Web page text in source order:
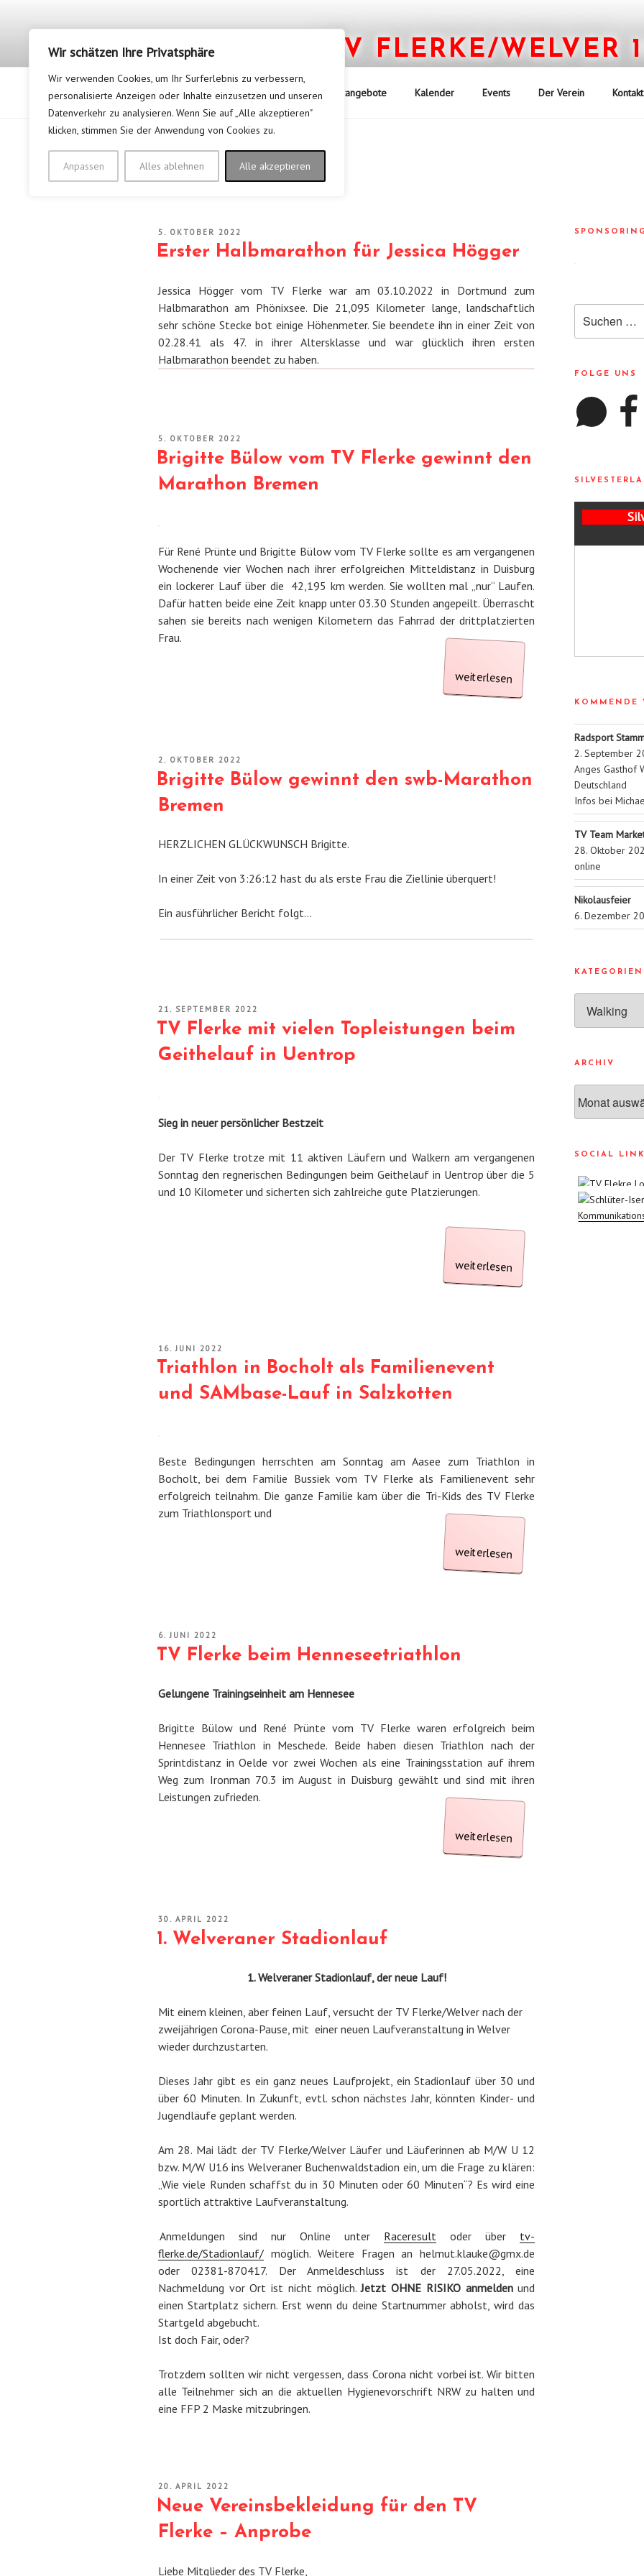
Wir schätzen Ihre Privatsphäre
Wir verwenden Cookies, um Ihr Surferlebnis zu verbessern,
personalisierte Anzeigen oder Inhalte einzusetzen und unseren
Datenverkehr zu analysieren. Wenn Sie auf „Alle akzeptieren"
klicken, stimmen Sie der Anwendung von Cookies zu.
Anpassen Alles ablehnen Alle akzeptieren
TV FLERKE/WELVER
Startseite Unsere News Sportangebote Kalender Events Der Verein Kontakt
VERÖFFENTLICHT
AM
5. OKTOBER 2022
Erster Halbmarathon für Jessica Högger
Jessica Högger vom TV Flerke war am 03.10.2022 in Dortmund zum
Halbmarathon am Phönixsee. Die 21,095 Kilometer lange, landschaftlich
sehr schöne Stecke bot einige Höhenmeter. Sie beendete ihn in einer Zeit von
02.28.41 als 47. in ihrer Altersklasse und war glücklich ihren ersten
Halbmarathon beendet zu haben.
VERÖFFENTLICHT
AM
5. OKTOBER 2022
Brigitte Bülow vom TV Flerke gewinnt den
Marathon Bremen
Für René Prünte und Brigitte Bülow vom TV Flerke sollte es am vergangenen
Wochenende vier Wochen nach ihrer erfolgreichen Mitteldistanz in Duisburg
ein lockerer Lauf über die 42,195 km werden. Sie wollten mal „nur“ Laufen.
Dafür hatten beide eine Zeit knapp unter 03.30 Stunden angepeilt. Überrascht
sahen sie bereits nach wenigen Kilometern das Fahrrad der drittplatzierten
Frau.
„Brigitte
Bülow
Flerke
gewinnt
den
Marathon
weiterlesen
VERÖFFENTLICHT
AM
2. OKTOBER 2022
Brigitte Bülow gewinnt den swb-Marathon
Bremen
HERZLICHEN GLÜCKWUNSCH Brigitte.
In einer Zeit von 3:26:12 hast du als erste Frau die Ziellinie überquert!
Ein ausführlicher Bericht folgt…
VERÖFFENTLICHT
AM
21. SEPTEMBER 2022
TV Flerke mit vielen Topleistungen beim
Geithelauf in Uentrop
Sieg in neuer persönlicher Bestzeit
Der TV Flerke trotze mit 11 aktiven Läufern und Walkern am vergangenen
Sonntag den regnerischen Bedingungen beim Geithelauf in Uentrop über die 5
und 10 Kilometer und sicherten sich zahlreiche gute Platzierungen.
„TV
Flerke
vielen
Topleistungen
Geithelauf
Uentrop“
weiterlesen
VERÖFFENTLICHT
AM
16. JUNI 2022
Triathlon in Bocholt als Familienevent
und SAMbase-Lauf in Salzkotten
Beste Bedingungen herrschten am Sonntag am Aasee zum Triathlon in
Bocholt, bei dem Familie Bussiek vom TV Flerke als Familienevent sehr
erfolgreich teilnahm. Die ganze Familie kam über die Tri-Kids des TV Flerke
zum Triathlonsport und
„Triathlon
in
Bocholt
Familienevent
SAMbase-
weiterlesen
VERÖFFENTLICHT
AM
6. JUNI 2022
TV Flerke beim Henneseetriathlon
Gelungene Trainingseinheit am Hennesee
Brigitte Bülow und René Prünte vom TV Flerke waren erfolgreich beim
Hennesee Triathlon in Meschede. Beide haben diesen Triathlon nach der
Sprintdistanz in Oelde vor zwei Wochen als eine Trainingsstation auf ihrem
Weg zum Ironman 70.3 im August in Duisburg gewählt und sind mit ihren
Leistungen zufrieden.
„TV
Flerke
weiterlesen
VERÖFFENTLICHT
AM
30. APRIL 2022
1. Welveraner Stadionlauf
1. Welveraner Stadionlauf, der neue Lauf!
Mit einem kleinen, aber feinen Lauf, versucht der TV Flerke/Welver nach der
zweijährigen Corona-Pause, mit einer neuen Laufveranstaltung in Welver
wieder durchzustarten.
Dieses Jahr gibt es ein ganz neues Laufprojekt, ein Stadionlauf über 30 und
über 60 Minuten. In Zukunft, evtl. schon nächstes Jahr, könnten Kinder- und
Jugendläufe geplant werden.
Am 28. Mai lädt der TV Flerke/Welver Läufer und Läuferinnen ab M/W U 12
bzw. M/W U16 ins Welveraner Buchenwaldstadion ein, um die Frage zu klären:
„Wie viele Runden schaffst du in 30 Minuten oder 60 Minuten“? Es wird eine
sportlich attraktive Laufveranstaltung.
Anmeldungen sind nur Online unter Raceresult oder über tv-
flerke.de/Stadionlauf/ möglich. Weitere Fragen an helmut.klauke@gmx.de
oder 02381-870417. Der Anmeldeschluss ist der 27.05.2022, eine
Nachmeldung vor Ort ist nicht möglich.Jetzt OHNE RISIKO anmeldenund
einen Startplatz sichern. Erst wenn du deine Startnummer abholst, wird das
Startgeld abgebucht.
Ist doch Fair, oder?
Trotzdem sollten wir nicht vergessen, dass Corona nicht vorbei ist. Wir bitten
alle Teilnehmer sich an die aktuellen Hygienevorschrift NRW zu halten und
eine FFP 2 Maske mitzubringen.
VERÖFFENTLICHT
AM
20. APRIL 2022
Neue Vereinsbekleidung für den TV
Flerke – Anprobe
Liebe Mitglieder des TV Flerke,
nach:
FOLGE UNS
WhatsApp
KOMMENDE
Radsport
2. September
Anges Gasthof
Deutschland
Infos bei
TV Team
28. Oktober
online
Nikolausfeier
6. Dezember
KATEGORIEN
ARCHIV
SOCIAL